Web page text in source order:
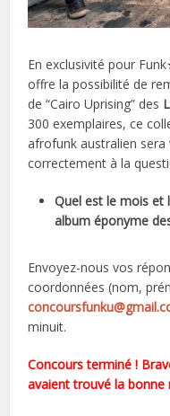
En exclusivité pour
offre la possibilité de
de “Cairo Uprising” des
300 exemplaires, ce
afrofunk australien
correctement à la
Quel est le mois et
album éponyme
Envoyez-nous vos
coordonnées (nom,
minuit.
Concours terminé !
avaient trouvé la bonne